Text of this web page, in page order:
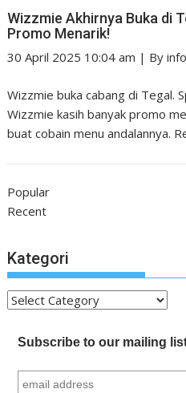
Wizzmie Akhirnya Buka di
Promo Menarik!
30 April 2025 10:04 am | By
Wizzmie buka cabang di Tegal.
Wizzmie kasih banyak promo
buat cobain menu andalannya.
Popular
Recent
Kategori
Kategori
Subscribe to our mailing